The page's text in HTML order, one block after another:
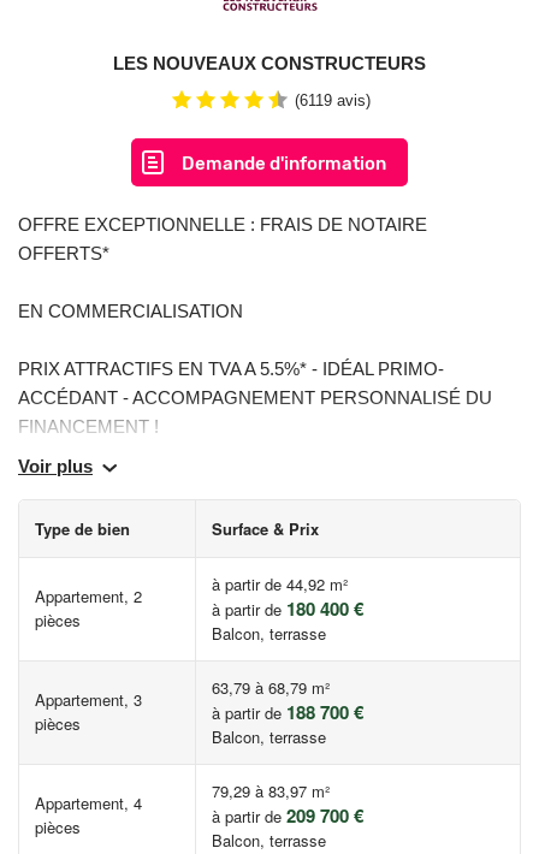
LES NOUVEAUX CONSTRUCTEURS
(6119 avis)
Demande d'information
OFFRE EXCEPTIONNELLE : FRAIS DE NOTAIRE
OFFERTS*
EN COMMERCIALISATION
PRIX ATTRACTIFS EN TVA A 5.5%* - IDÉAL PRIMO-
ACCÉDANT - ACCOMPAGNEMENT PERSONNALISÉ DU
FINANCEMENT !
programme immobilier neuf Les Nouveaux Constructeurs se
appartements neufs 3 et 4 pièces avec balcon ou loggia.
Programme RE 2020 comprenant certains grands logements à
double orientation. Résidence close et sécurisée avec parking
privatif et beau jardin paysager commun. Supermarché, marché
et commerces du centre-ville ainsi que zone commerciale dans
un rayon de 2,3 km. Stade, maison d'animation et des loisirs,
chaussée, écoles dans les 350 m, collège et lycée à 8 min à
vélo. Arrêt de bus à 280 m. Gare TER-TGV d'Auray à 1,1 km.
Voir plus
Type de bien Surface & Prix
Appartement, 2
pièces
à partir de 44,92 m²
à partir de 180 400 €
Balcon, terrasse
Appartement, 3
pièces
63,79 à 68,79 m²
à partir de 188 700 €
Balcon, terrasse
Appartement, 4
pièces
79,29 à 83,97 m²
à partir de 209 700 €
Balcon, terrasse